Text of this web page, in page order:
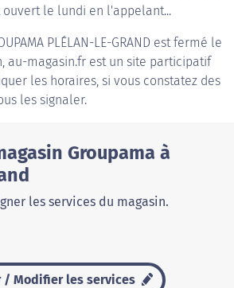
le lundi en l'appelant...
PLÉLAN-LE-GRAND est fermé le
au-magasin.fr est un site participatif
les horaires, si vous constatez des
les signaler.
Groupama à
les services du magasin.
/ Modifier les services